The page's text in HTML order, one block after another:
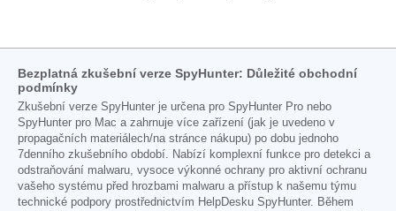
Bezplatná zkušební verze SpyHunter: Důležité obchodní
podmínky
Zkušební verze SpyHunter je určena pro SpyHunter Pro nebo
SpyHunter pro Mac a zahrnuje více zařízení (jak je uvedeno v
propagačních materiálech/na stránce nákupu) po dobu jednoho
7denního zkušebního období. Nabízí komplexní funkce pro detekci a
odstraňování malwaru, vysoce výkonné ochrany pro aktivní ochranu
vašeho systému před hrozbami malwaru a přístup k našemu týmu
technické podpory prostřednictvím HelpDesku SpyHunter. Během